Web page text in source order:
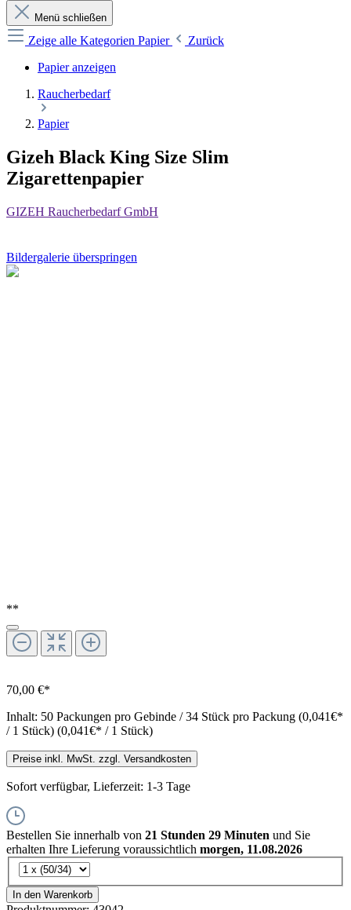
Menü schließen
Zeige alle Kategorien Papier
Zurück
Papier anzeigen
Raucherbedarf
Papier
Gizeh Black King Size Slim
Zigarettenpapier
GIZEH Raucherbedarf GmbH
Bildergalerie überspringen
**
70,00 €*
Inhalt: 50 Packungen pro Gebinde / 34 Stück pro Packung (0,041€*
/ 1 Stück) (0,041€* / 1 Stück)
Preise inkl. MwSt. zzgl. Versandkosten
Sofort verfügbar, Lieferzeit: 1-3 Tage
Bestellen Sie innerhalb von 21 Stunden 29 Minuten und Sie
erhalten Ihre Lieferung voraussichtlich morgen, 11.08.2026
In den Warenkorb